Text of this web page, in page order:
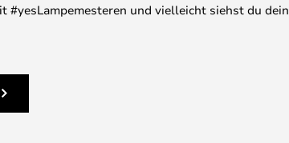
#yesLampemesteren und vielleicht siehst du dein